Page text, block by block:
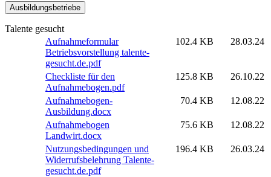
Ausbildungsbetriebe
Talente gesucht
Aufnahmeformular
Betriebsvorstellung talente-
gesucht.de.pdf
102.4 KB 28.03.24
Checkliste für den
Aufnahmebogen.pdf
125.8 KB 26.10.22
Aufnahmebogen-
Ausbildung.docx
70.4 KB 12.08.22
Aufnahmebogen
Landwirt.docx
75.6 KB 12.08.22
Nutzungsbedingungen und
Widerrufsbelehrung Talente-
gesucht.de.pdf
196.4 KB 26.03.24